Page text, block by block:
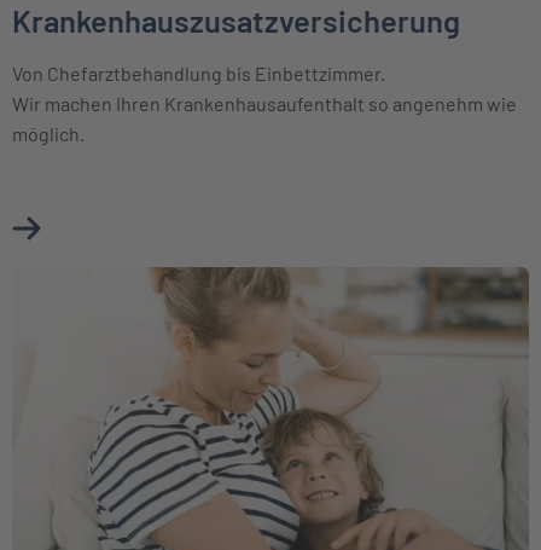
Krankenhauszusatzversicherung
Von Chefarztbehandlung bis Einbettzimmer.
Wir machen Ihren Krankenhausaufenthalt so angenehm wie
möglich.
Mehr über Krankenhauszusatzversicherung erfahren
Weiter zu Ambulante Zusatzversicherung